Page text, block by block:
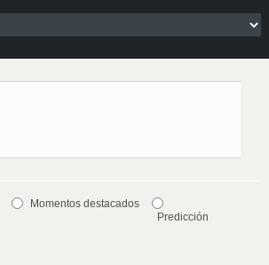
Momentos destacados
Predicción